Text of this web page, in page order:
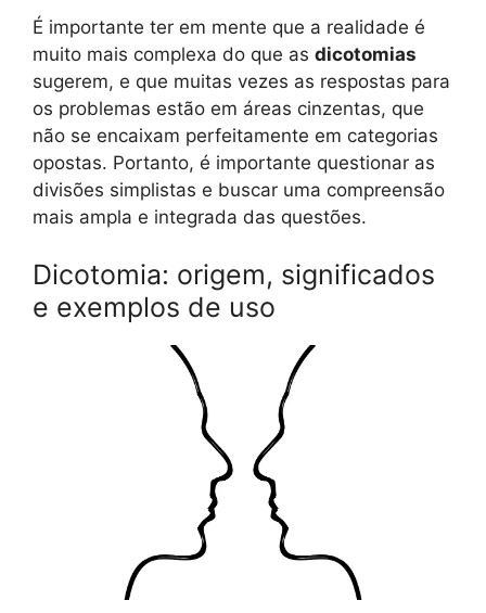
É importante ter em mente que a realidade é
muito mais complexa do que as dicotomias
sugerem, e que muitas vezes as respostas para
os problemas estão em áreas cinzentas, que
não se encaixam perfeitamente em categorias
opostas. Portanto, é importante questionar as
divisões simplistas e buscar uma compreensão
mais ampla e integrada das questões.
Dicotomia: origem, significados
e exemplos de uso